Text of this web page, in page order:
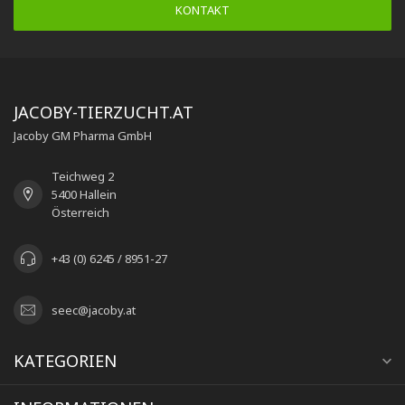
KONTAKT
JACOBY-TIERZUCHT.AT
Jacoby GM Pharma GmbH
Teichweg 2
5400 Hallein
Österreich
+43 (0) 6245 / 8951-27
seec@jacoby.at
KATEGORIEN